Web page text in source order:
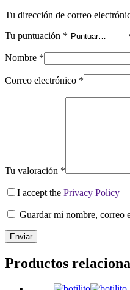
Tu dirección de correo
Tu puntuación *
Nombre *
Correo electrónico *
Tu valoración *
I accept the Privacy Policy
Guardar mi nombre, correo
Enviar
Productos